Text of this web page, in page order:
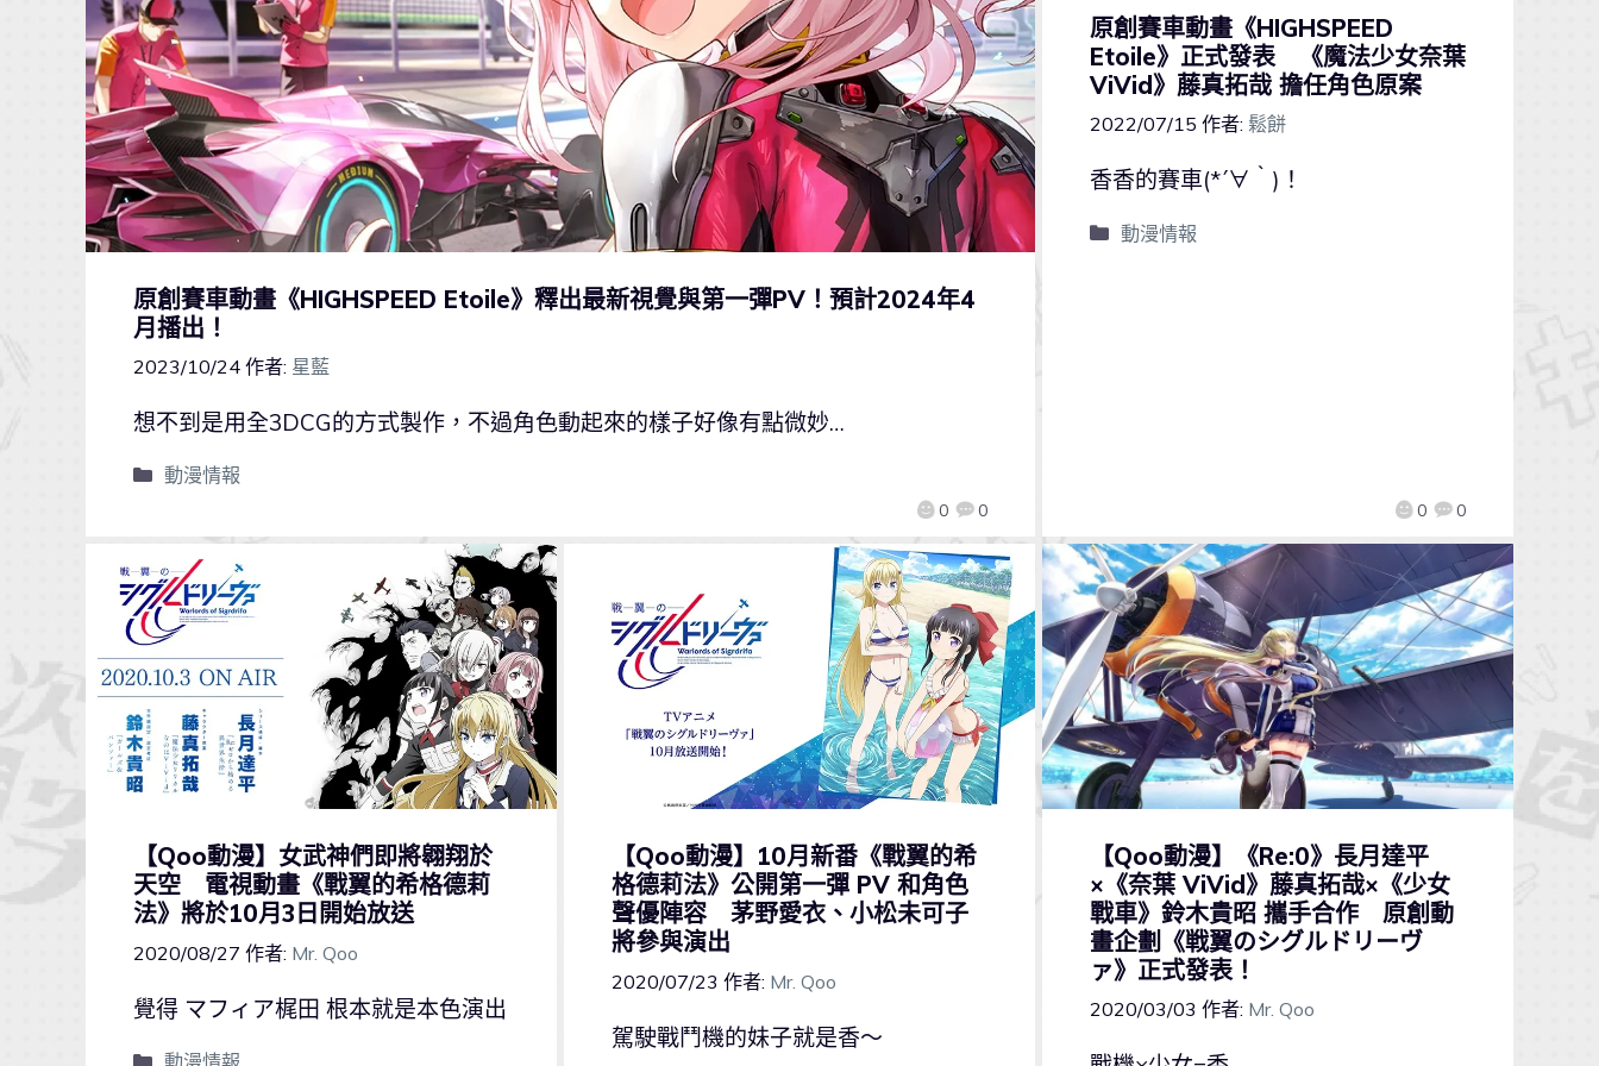
原創賽車動畫《HIGHSPEED Etoile》釋出最新視覺與第一彈PV！預計2024年4
月播出！
2023/10/24 作者: 星藍
0 0
想不到是用全3DCG的方式製作，不過角色動起來的樣子好像有點微妙…
動漫情報
原創賽車動畫《HIGHSPEED
Etoile》正式發表 《魔法少女奈葉
ViVid》藤真拓哉 擔任角色原案
2022/07/15 作者: 鬆餅
0 0
香香的賽車(*´∀｀)！
動漫情報
【Qoo動漫】女武神們即將翱翔於
天空 電視動畫《戰翼的希格德莉
法》將於10月3日開始放送
2020/08/27 作者: Mr. Qoo
覺得 マフィア梶田 根本就是本色演出
動漫情報
【Qoo動漫】10月新番《戰翼的希
格德莉法》公開第一彈 PV 和角色
聲優陣容 茅野愛衣、小松未可子
將參與演出
2020/07/23 作者: Mr. Qoo
駕駛戰鬥機的妹子就是香～
【Qoo動漫】《Re:0》長月達平
×《奈葉 ViVid》藤真拓哉×《少女
戰車》鈴木貴昭 攜手合作 原創動
畫企劃《戦翼のシグルドリーヴ
ァ》正式發表！
2020/03/03 作者: Mr. Qoo